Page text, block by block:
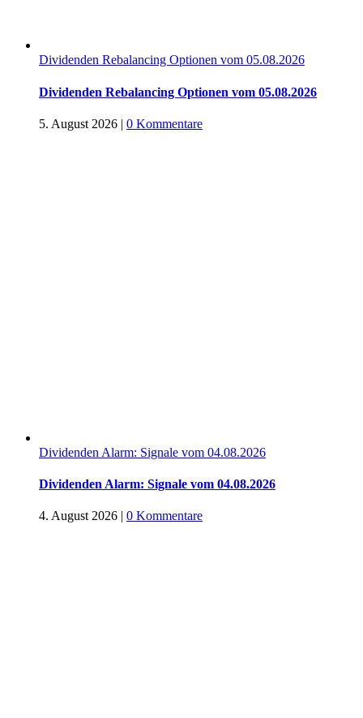
Dividenden Rebalancing Optionen vom 05.08.2026
Dividenden Rebalancing Optionen vom 05.08.2026
5. August 2026 | 0 Kommentare
Dividenden Alarm: Signale vom 04.08.2026
Dividenden Alarm: Signale vom 04.08.2026
4. August 2026 | 0 Kommentare